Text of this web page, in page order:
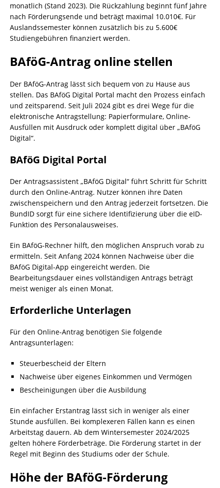
monatlich (Stand 2023). Die Rückzahlung beginnt fünf Jahre
nach Förderungsende und beträgt maximal 10.010€. Für
Auslandssemester können zusätzlich bis zu 5.600€
Studiengebühren finanziert werden.
BAföG-Antrag online stellen
Der BAföG-Antrag lässt sich bequem von zu Hause aus
stellen. Das BAföG Digital Portal macht den Prozess einfach
und zeitsparend. Seit Juli 2024 gibt es drei Wege für die
elektronische Antragstellung: Papierformulare, Online-
Ausfüllen mit Ausdruck oder komplett digital über „BAföG
Digital“.
BAföG Digital Portal
Der Antragsassistent „BAföG Digital“ führt Schritt für Schritt
durch den Online-Antrag. Nutzer können ihre Daten
zwischenspeichern und den Antrag jederzeit fortsetzen. Die
BundID sorgt für eine sichere Identifizierung über die eID-
Funktion des Personalausweises.
Ein BAföG-Rechner hilft, den möglichen Anspruch vorab zu
ermitteln. Seit Anfang 2024 können Nachweise über die
BAföG Digital-App eingereicht werden. Die
Bearbeitungsdauer eines vollständigen Antrags beträgt
meist weniger als einen Monat.
Erforderliche Unterlagen
Für den Online-Antrag benötigen Sie folgende
Antragsunterlagen:
Steuerbescheid der Eltern
Nachweise über eigenes Einkommen und Vermögen
Bescheinigungen über die Ausbildung
Ein einfacher Erstantrag lässt sich in weniger als einer
Stunde ausfüllen. Bei komplexeren Fällen kann es einen
Arbeitstag dauern. Ab dem Wintersemester 2024/2025
gelten höhere Förderbeträge. Die Förderung startet in der
Regel mit Beginn des Studiums oder der Schule.
Höhe der BAföG-Förderung